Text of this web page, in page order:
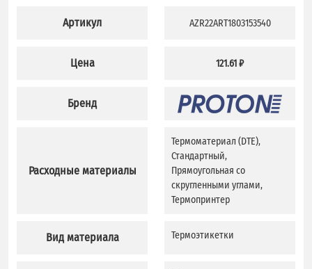
Артикул
Цена
Бренд
Расходные материалы
Вид материала
AZR22ART1803153540
121.61 ₽
Термоматериал (DTE),
Стандартный,
Прямоугольная со
скругленными углами,
Термопринтер
Термоэтикетки